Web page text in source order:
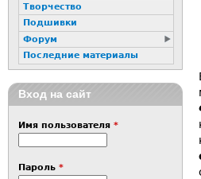
Творчество
Подшивки
Форум
Последние материалы
Вход на сайт
Имя пользователя *
Пароль *